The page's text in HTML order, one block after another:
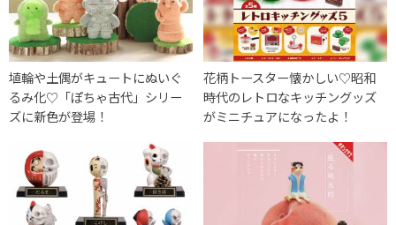
埴輪や土偶がキュートにぬいぐ
るみ化♡「ぽちゃ古代」シリー
ズに新色が登場！
花柄トースター懐かしい♡昭和
時代のレトロなキッチングッズ
がミニチュアになったよ！